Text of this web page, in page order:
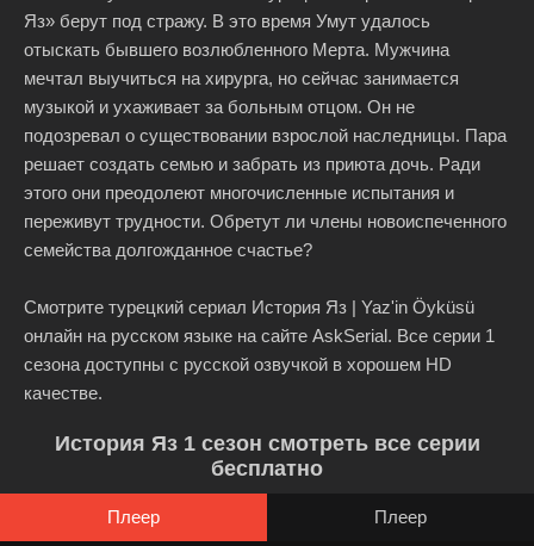
Яз» берут под стражу. В это время Умут удалось
отыскать бывшего возлюбленного Мерта. Мужчина
мечтал выучиться на хирурга, но сейчас занимается
музыкой и ухаживает за больным отцом. Он не
подозревал о существовании взрослой наследницы. Пара
решает создать семью и забрать из приюта дочь. Ради
этого они преодолеют многочисленные испытания и
переживут трудности. Обретут ли члены новоиспеченного
семейства долгожданное счастье?
Смотрите турецкий сериал История Яз | Yaz'in Öyküsü
онлайн на русском языке на сайте AskSerial. Все серии 1
сезона доступны с русской озвучкой в хорошем HD
качестве.
История Яз 1 сезон смотреть все серии
бесплатно
Плеер
Плеер